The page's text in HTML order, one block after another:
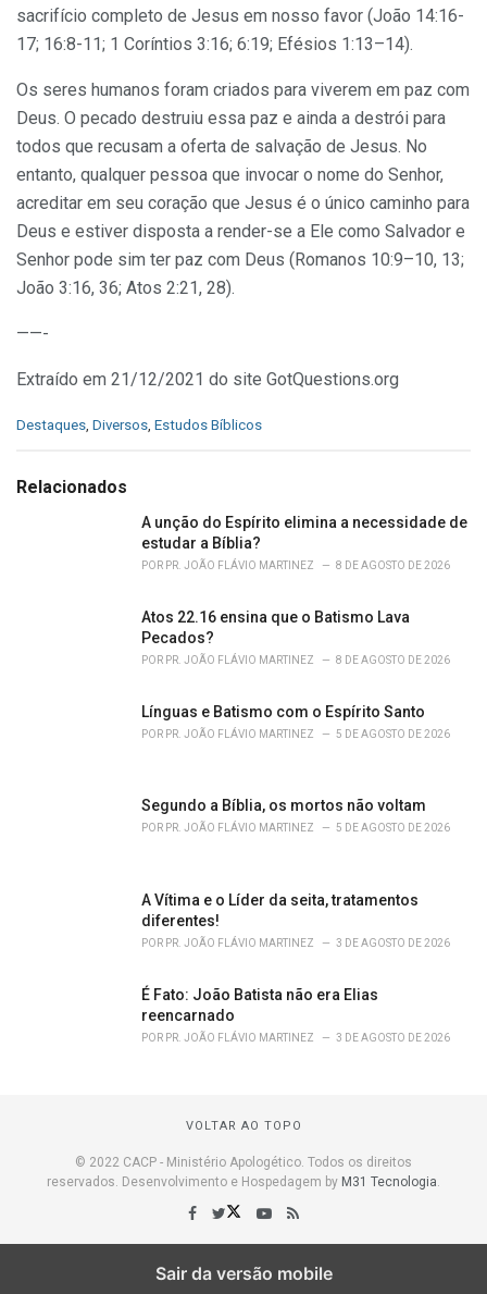
sacrifício completo de Jesus em nosso favor (João 14:16-
17; 16:8-11; 1 Coríntios 3:16; 6:19; Efésios 1:13–14).
Os seres humanos foram criados para viverem em paz com
Deus. O pecado destruiu essa paz e ainda a destrói para
todos que recusam a oferta de salvação de Jesus. No
entanto, qualquer pessoa que invocar o nome do Senhor,
acreditar em seu coração que Jesus é o único caminho para
Deus e estiver disposta a render-se a Ele como Salvador e
Senhor pode sim ter paz com Deus (Romanos 10:9–10, 13;
João 3:16, 36; Atos 2:21, 28).
——-
Extraído em 21/12/2021 do site GotQuestions.org
C
e
Destaques, Diversos, Estudos Bíblicos
Relacionados
A unção do Espírito elimina a necessidade de
estudar a Bíblia?
POR PR. JOÃO FLÁVIO MARTINEZ 8 DE AGOSTO DE 2026
Atos 22.16 ensina que o Batismo Lava
Pecados?
POR PR. JOÃO FLÁVIO MARTINEZ 8 DE AGOSTO DE 2026
Línguas e Batismo com o Espírito Santo
POR PR. JOÃO FLÁVIO MARTINEZ 5 DE AGOSTO DE 2026
Segundo a Bíblia, os mortos não voltam
POR PR. JOÃO FLÁVIO MARTINEZ 5 DE AGOSTO DE 2026
A Vítima e o Líder da seita, tratamentos
diferentes!
POR PR. JOÃO FLÁVIO MARTINEZ 3 DE AGOSTO DE 2026
É Fato: João Batista não era Elias
reencarnado
POR PR. JOÃO FLÁVIO MARTINEZ 3 DE AGOSTO DE 2026
VOLTAR AO TOPO
© 2022 CACP - Ministério Apologético. Todos os direitos
reservados. Desenvolvimento e Hospedagem by M31 Tecnologia.
Sair da versão mobile